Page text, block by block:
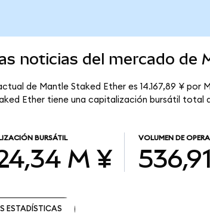
noticias del mercado de
de Mantle Staked Ether es 14.167,89 ¥ por
Ether tiene una capitalización bursátil total
BURSÁTIL
M ¥
VOLUMEN DE
ESTADÍSTICAS